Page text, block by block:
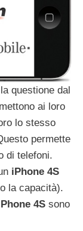
questione dal
ai loro
lo stesso
permette
di telefoni.
iPhone 4S
la capacità).
4S sono